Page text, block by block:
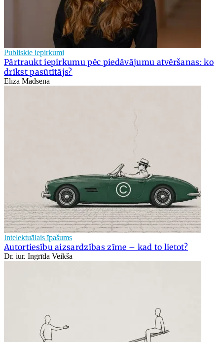
Publiskie iepirkumi
Pārtraukt iepirkumu pēc piedāvājumu atvēršanas: ko
drīkst pasūtītājs?
Elīza Madsena
Intelektuālais īpašums
Autortiesību aizsardzības zīme – kad to lietot?
Dr. iur. Ingrīda Veikša